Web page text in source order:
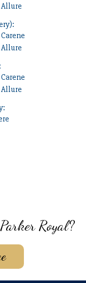
Allure
Carene
Allure
Carene
Allure
Royal?